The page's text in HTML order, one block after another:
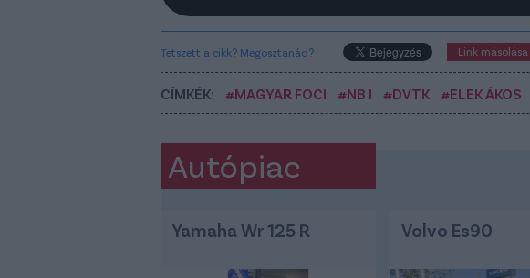
Tetszett a cikk? Megosztanád? Link másolása
CÍMKÉK: #MAGYAR FOCI #NB I #DVTK #ELEK ÁKOS
Autópiac
Yamaha Wr 125 R Volvo Es90